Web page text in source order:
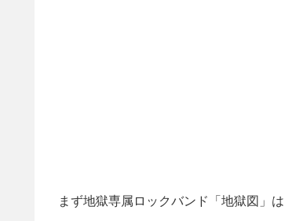
まず地獄専属ロックバンド「地獄図」